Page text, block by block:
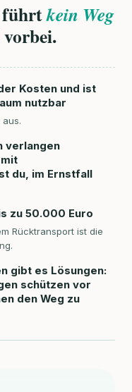
führtkein Weg
Kosten und ist
nutzbar
verlangen
du, im Ernstfall
zu 50.000 Euro
Rücktransport ist die
gibt es Lösungen:
schützen vor
den Weg zu